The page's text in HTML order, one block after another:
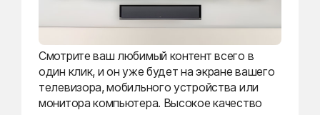
Смотрите ваш любимый контент всего в
один клик, и он уже будет на экране вашего
телевизора, мобильного устройства или
монитора компьютера. Высокое качество